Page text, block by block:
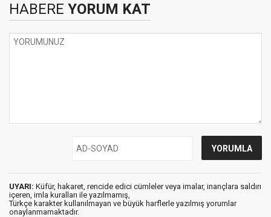
HABERE YORUM KAT
UYARI: Küfür, hakaret, rencide edici cümleler veya imalar, inançlara saldırı
içeren, imla kuralları ile yazılmamış,
Türkçe karakter kullanılmayan ve büyük harflerle yazılmış yorumlar
onaylanmamaktadır.